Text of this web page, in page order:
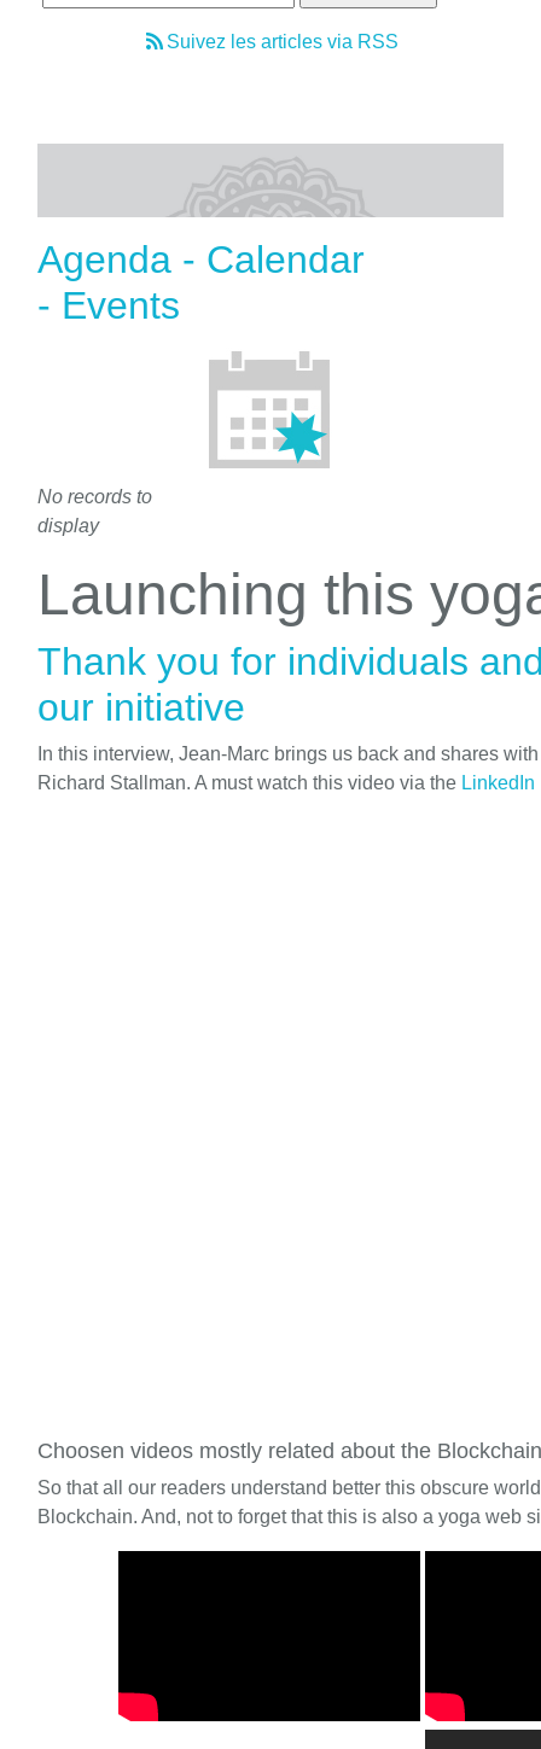
Suivez les articles via RSS
Agenda - Calendar
- Events
No records to
display
Launching this
Thank you for individuals
our initiative
In this interview, Jean-Marc brings us back and shares
Richard Stallman. A must watch this video via the LinkedIn
Choosen videos mostly related about the Blockchain
So that all our readers understand better this obscure
Blockchain. And, not to forget that this is also a yoga web